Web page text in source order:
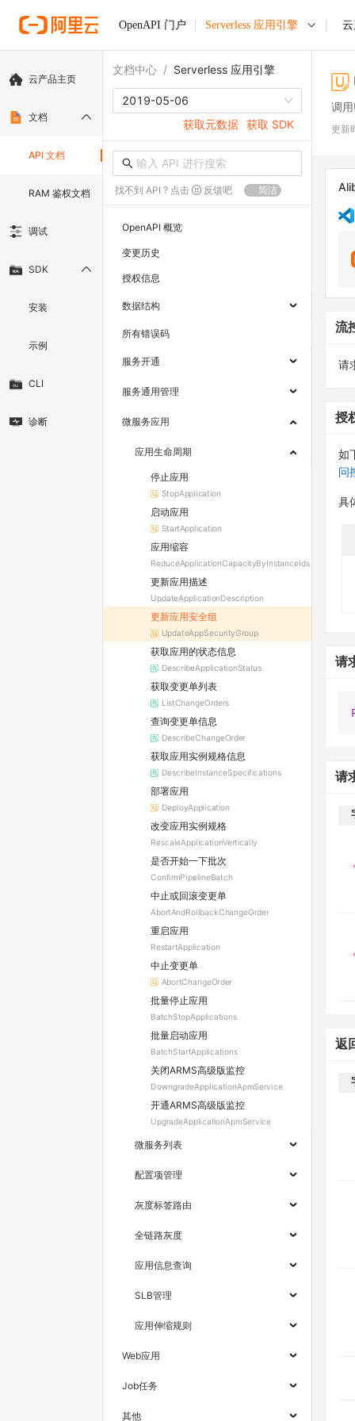
OpenAPI 门户 Serverless 应用引擎
云产品主页
文档
API 文档
RAM 鉴权文档
调试
SDK
安装
示例
CLI
诊断
文档中心 / Serverless 应用引擎
2019-05-06
获取元数据 获取 SDK
找不到 API ? 点击 反馈吧 简洁
OpenAPI 概览
变更历史
授权信息
数据结构
所有错误码
服务开通
服务通用管理
微服务应用
应用生命周期
停止应用
StopApplication
启动应用
StartApplication
应用缩容
ReduceApplicationCapacityByInstanceIds
更新应用描述
UpdateApplicationDescription
更新应用安全组
UpdateAppSecurityGroup
获取应用的状态信息
DescribeApplicationStatus
获取变更单列表
ListChangeOrders
查询变更单信息
DescribeChangeOrder
获取应用实例规格信息
DescribeInstanceSpecifications
部署应用
DeployApplication
改变应用实例规格
RescaleApplicationVertically
是否开始一下批次
ConfirmPipelineBatch
中止或回滚变更单
AbortAndRollbackChangeOrder
重启应用
RestartApplication
中止变更单
AbortChangeOrder
批量停止应用
BatchStopApplications
批量启动应用
BatchStartApplications
关闭ARMS高级版监控
DowngradeApplicationApmService
开通ARMS高级版监控
UpgradeApplicationApmService
微服务列表
配置项管理
灰度标签路由
全链路灰度
应用信息查询
SLB管理
应用伸缩规则
Web应用
Job任务
其他
调
更新
流
请
授
如
问
具
请
请
返